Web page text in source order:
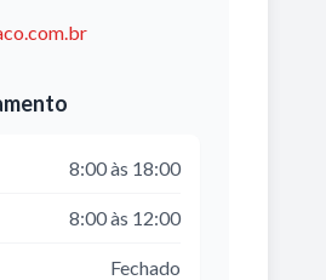
8:00 às 18:00
8:00 às 12:00
Fechado